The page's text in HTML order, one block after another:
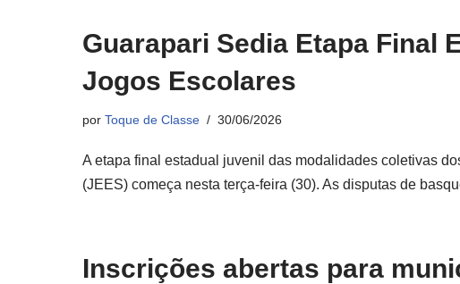
Guarapari Sedia Etapa Final
Jogos Escolares
por Toque de Classe 30/06/2026
A etapa final estadual juvenil das modalidades coletivas
(JEES) começa nesta terça-feira (30). As disputas de
Inscrições abertas para